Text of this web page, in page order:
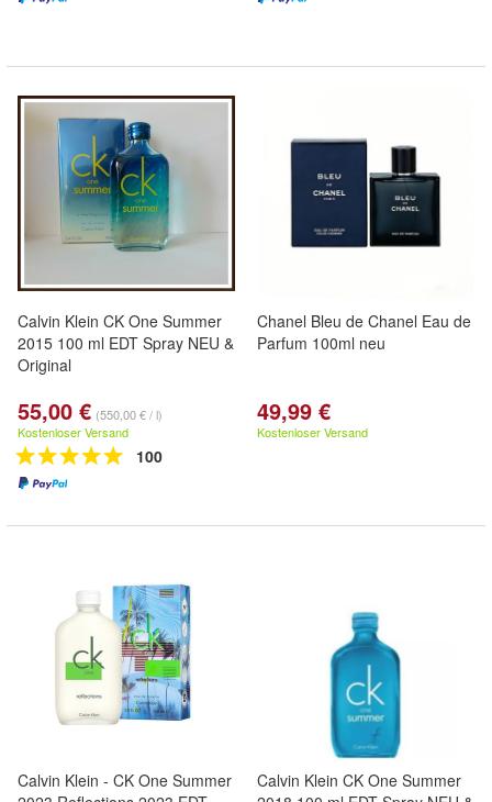
Calvin Klein CK One Summer
2015 100 ml EDT Spray NEU &
Original
55,00 € (550,00 € / l)
Kostenloser Versand
100
Chanel Bleu de Chanel Eau de
Parfum 100ml neu
49,99 €
Kostenloser Versand
Calvin Klein - CK One Summer
Calvin Klein CK One Summer